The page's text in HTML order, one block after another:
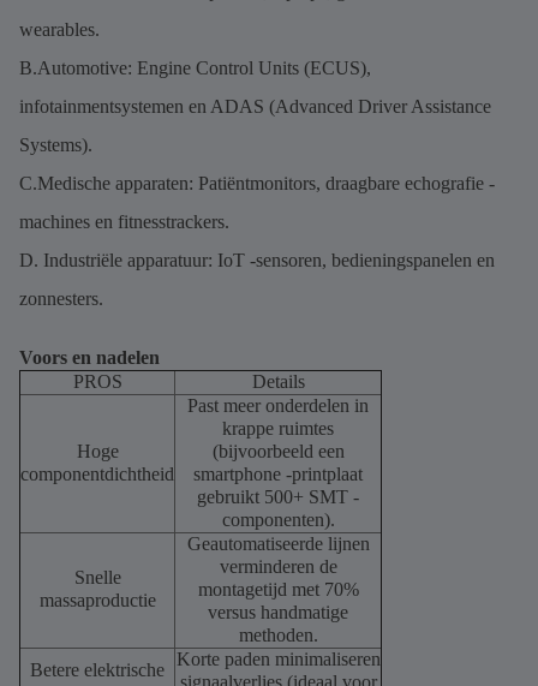
wearables.
B.Automotive: Engine Control Units (ECUS),
infotainmentsystemen en ADAS (Advanced Driver Assistance
Systems).
C.Medische apparaten: Patiëntmonitors, draagbare echografie -
machines en fitnesstrackers.
D. Industriële apparatuur: IoT -sensoren, bedieningspanelen en
zonnesters.
Voors en nadelen
PROS
Details
Hoge
componentdichtheid
Past meer onderdelen in
krappe ruimtes
(bijvoorbeeld een
smartphone -printplaat
gebruikt 500+ SMT -
componenten).
Snelle
massaproductie
Geautomatiseerde lijnen
verminderen de
montagetijd met 70%
versus handmatige
methoden.
Betere elektrische
Korte paden minimaliseren